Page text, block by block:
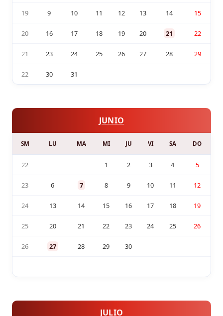
19 9 10 11 12 13 14 15
20 16 17 18 19 20 21 22
21 23 24 25 26 27 28 29
22 30 31
JUNIO
SM LU MA MI JU VI SA DO
22 1 2 3 4 5
23 6 7 8 9 10 11 12
24 13 14 15 16 17 18 19
25 20 21 22 23 24 25 26
26 27 28 29 30
JULIO